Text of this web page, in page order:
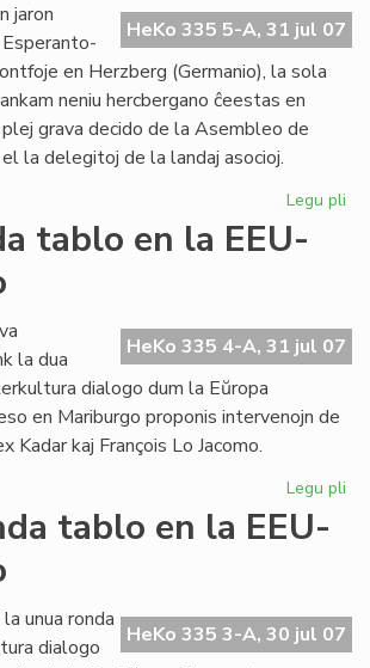
HeKo 335 5-A, 31 jul 07
jaron
en Herzberg (Germanio), la sola
neniu hercbergano ĉeestas en
plej grava decido de la Asembleo de
la delegitoj de la landaj asocioj.
Legu pli
tablo en la EEU-
HeKo 335 4-A, 31 jul 07
la dua
dialogo dum la Eŭropa
en Mariburgo proponis intervenojn de
Kadar kaj François Lo Jacomo.
Legu pli
la
tablo en la EEU-
HeKo 335 3-A, 30 jul 07
unua ronda
dialogo